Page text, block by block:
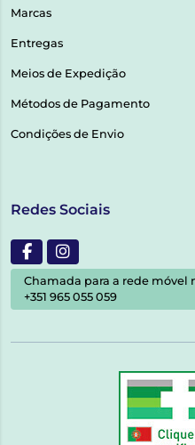
Marcas
Entregas
Meios de Expedição
Métodos de Pagamento
Condições de Envio
Redes Sociais
Chamada para a rede móvel
+351 965 055 059